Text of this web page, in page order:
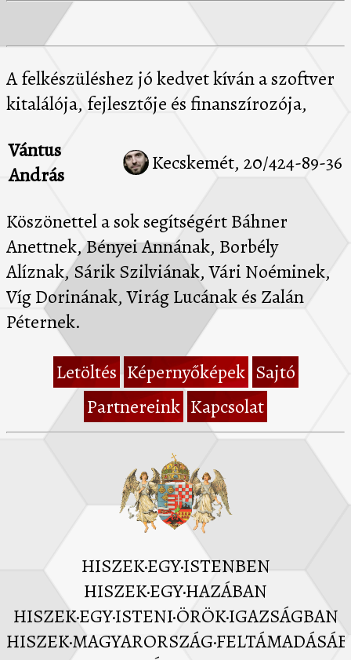
A felkészüléshez jó kedvet kíván a szoftver
kitalálója, fejlesztője és finanszírozója,
Vántus
András
Kecskemét, 20/424-89-36
Köszönettel a sok segítségért Báhner
Anettnek, Bényei Annának, Borbély
Alíznak, Sárik Szilviának, Vári Noéminek,
Víg Dorinának, Virág Lucának és Zalán
Péternek.
Letöltés Képernyőképek Sajtó
Partnereink Kapcsolat
HISZEK·EGY·ISTENBEN
HISZEK·EGY·HAZÁBAN
HISZEK·EGY·ISTENI·ÖRÖK·IGAZSÁGBAN